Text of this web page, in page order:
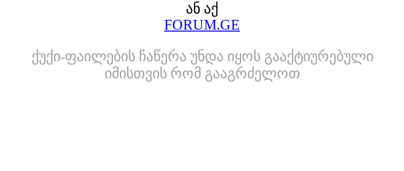
ან აქ
FORUM.GE
ქუქი-ფაილების ჩაწერა უნდა იყოს გააქტიურებული
იმისთვის რომ გააგრძელოთ